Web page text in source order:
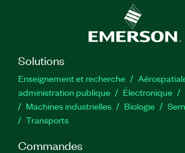
Solutions
Enseignement et recherche
administration publique
Électronique
Machines industrielles
Biologie
Transports
Commandes